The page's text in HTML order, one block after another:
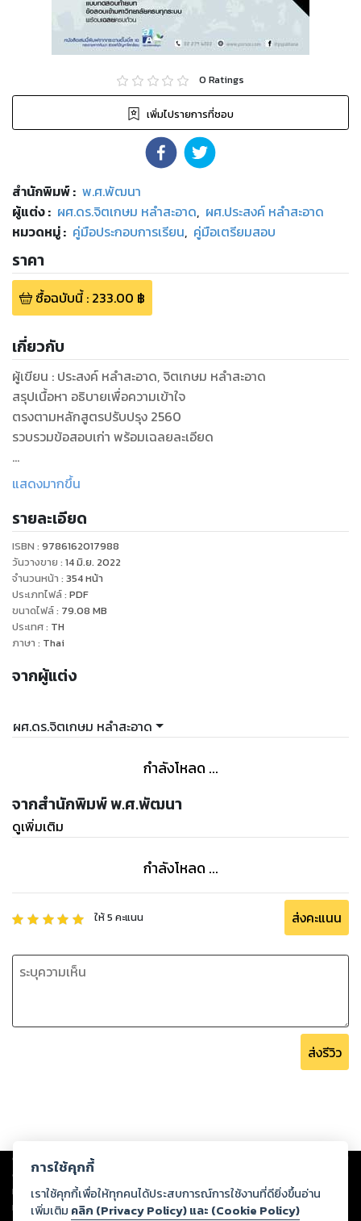
0 Ratings
เพิ่มไปรายการที่ชอบ
สำนักพิมพ์: พ.ศ.พัฒนา
ผู้แต่ง : ผศ.ดร.จิตเกษม หลำสะอาด, ผศ.ประสงค์ หลำสะอาด
หมวดหมู่: คู่มือประกอบการเรียน, คู่มือเตรียมสอบ
ราคา
ซื้อฉบับนี้: 233.00 ฿
เกี่ยวกับ
ผู้เขียน : ประสงค์ หลำสะอาด, จิตเกษม หลำสะอาด
สรุปเนื้อหา อธิบายเพื่อความเข้าใจ
ตรงตามหลักสูตรปรับปรุง 2560
รวบรวมข้อสอบเก่า พร้อมเฉลยละเอียด
คู่มือรายวิชา เพิ่มเติม กลุ่มสาระการเรียนรู้วิทยาศาสตร์ ชีววิทยา
ฐาน พ.ศ.2551 ฉบับปรับปรุง 2560
ทบทวนเนื้อหาแบบละเอียดสมบูรณ์ทุกแง่มุม เพื่อเตรียมพร้อม
สอบเข้ามหาวิทยาลัยได้ทุกระบบ และทดลองทำข้อสอบจริง /
ข้อสอบแยกตามจุดประสงค์การเรียนรู้ ครบทุกบท เรียบเรียงโดย
อาจารย์ผู้เชี่ยวชาญวิชาชีววิทยาโดยเฉพาะ
14. ระบบหายใจ
15. ระบบหมุนเวียนเลือดและระบบน้ำเหลือง
สรุปเนื้อหาอ่านง่าย ภาพประกอบเยอะเพื่อเสริมความเข้าใจ
ใช้ติวสอบปลายภาค สอบเข้ามหาวิทยาลัย และสอบตรงได้ทุกระบบ
แบบทดสอบตามจุดประสงค์ / ตัวอย่างข้อสอบจริง พร้อมเฉลย
แสดงมากขึ้น
รายละเอียด
ISBN : 9786162017988
วันวางขาย : 14 มิ.ย. 2022
จำนวนหน้า : 354หน้า
ประเภทไฟล์: PDF
ขนาดไฟล์: 79.08 MB
ประเทศ: TH
ภาษา : Thai
จากผู้แต่ง
ผศ.ดร.จิตเกษม หลำสะอาด
กำลังโหลด ...
จากสำนักพิมพ์ พ.ศ.พัฒนา
ดูเพิ่มเติม
กำลังโหลด ...
ให้5 คะแนน ส่งคะแนน
ส่งรีวิว
Copyright © 2026
ต่อผลงานหรือเนื้อหาใดที่อัปโหลดผ่านเว็บไซต์และปรากฏว่าละเมิดสิทธิใน
ทรัพย์สินทางปัญญาของบุคคลอื่นหรือขัดต่อกฎหมายและศีลธรรม ดังนั้น ผู้อ่าน
ทุกท่านโปรดใช้วิจารณญาณในการกลั่นกรองด้วยตนเอง และหากท่านพบว่าส่วน
การใช้คุกกี้
เราใช้คุกกี้เพื่อให้ทุกคนได้ประสบการณ์การใช้งานที่ดียิ่งขึ้นอ่าน
เพิ่มเติม คลิก (Privacy Policy) และ (Cookie Policy)